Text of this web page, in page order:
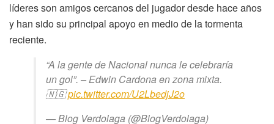
líderes son amigos cercanos del jugador desde hace años
y han sido su principal apoyo en medio de la tormenta
reciente.
“A la gente de Nacional nunca le celebraría
un gol”. – Edwin Cardona en zona mixta.
🇳🇬pic.twitter.com/U2LbedjJ2o
— Blog Verdolaga (@BlogVerdolaga)